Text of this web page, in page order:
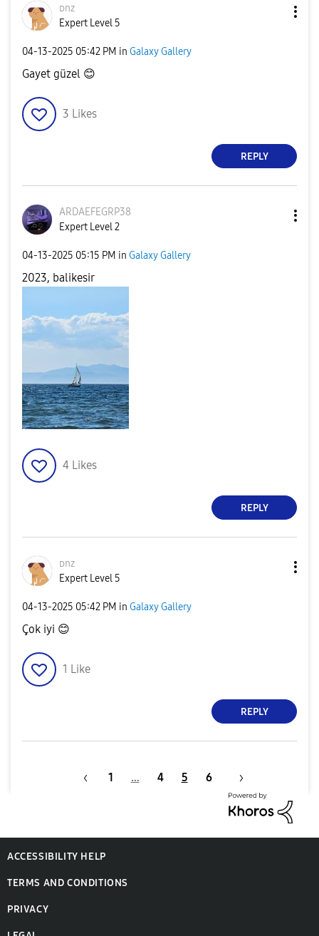
ᴅnz
Expert Level 5
‎04-13-2025 05:42 PM in Galaxy Gallery
Gayet güzel 😊
3 Likes
REPLY
ARDAEFEGRP38
Expert Level 2
‎04-13-2025 05:15 PM in Galaxy Gallery
2023, balikesir
4 Likes
REPLY
ᴅnz
Expert Level 5
‎04-13-2025 05:42 PM in Galaxy Gallery
Çok iyi 😊
1 Like
REPLY
1 … 4 5 6
ACCESSIBILITY HELP
TERMS AND CONDITIONS
PRIVACY